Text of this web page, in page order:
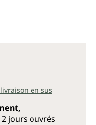
en sus
jours ouvrés